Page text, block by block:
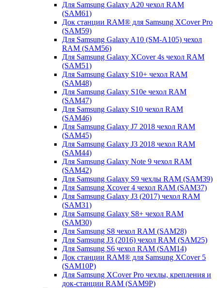
Для Samsung Galaxy A20 чехол RAM
(SAM61)
Док станции RAM® для Samsung XCover Pro
(SAM59)
Для Samsung Galaxy A10 (SM-A105) чехол
RAM (SAM56)
Для Samsung Galaxy XCover 4s чехол RAM
(SAM51)
Для Samsung Galaxy S10+ чехол RAM
(SAM48)
Для Samsung Galaxy S10e чехол RAM
(SAM47)
Для Samsung Galaxy S10 чехол RAM
(SAM46)
Для Samsung Galaxy J7 2018 чехол RAM
(SAM45)
Для Samsung Galaxy J3 2018 чехол RAM
(SAM44)
Для Samsung Galaxy Note 9 чехол RAM
(SAM42)
Для Samsung Galaxy S9 чехлы RAM (SAM39)
Для Samsung Xcover 4 чехол RAM (SAM37)
Для Samsung Galaxy J3 (2017) чехол RAM
(SAM31)
Для Samsung Galaxy S8+ чехол RAM
(SAM30)
Для Samsung S8 чехол RAM (SAM28)
Для Samsung J3 (2016) чехол RAM (SAM25)
Для Samsung S6 чехол RAM (SAM14)
Док станции RAM® для Samsung XCover 5
(SAM10P)
Для Samsung XCover Pro чехлы, крепления и
док-станции RAM (SAM9P)